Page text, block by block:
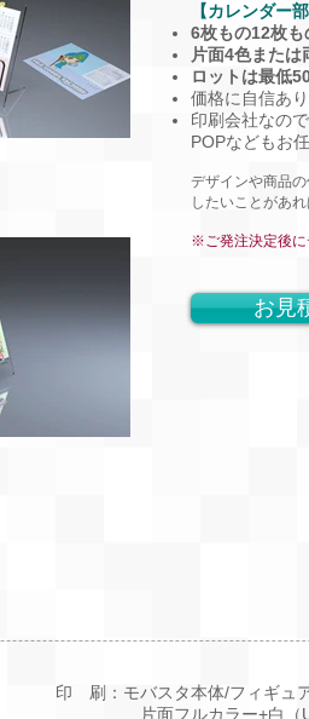
【カレンダー部
6枚もの12枚も
片面4色または
ロットは最低
価格に自信あり
印刷会社なの
POPなどもお
デザインや商品
したいことがあ
※ご発注決定後に
お見
印 刷：モバスタ本体/フィギュ
片面フルカラー+白（UV